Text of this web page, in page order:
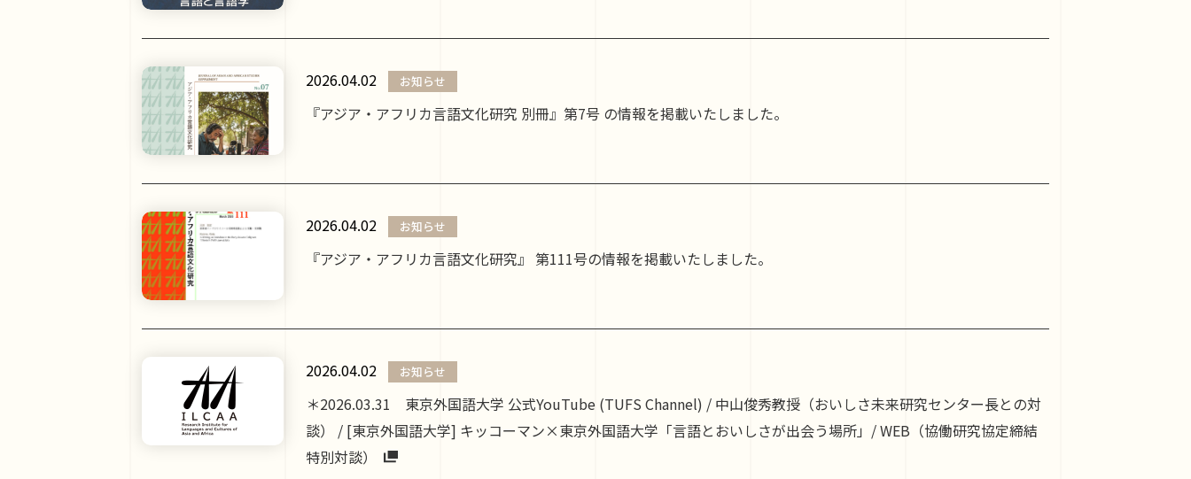
2026.04.02 お知らせ
『アジア・アフリカ言語文化研究 別冊』第7号 の情報を掲載いたしました。
2026.04.02 お知らせ
『アジア・アフリカ言語文化研究』 第111号の情報を掲載いたしました。
2026.04.02 お知らせ
＊2026.03.31 東京外国語大学 公式YouTube (TUFS Channel) / 中山俊秀教授（おいしさ未来研究センター長との対
談） / [東京外国語大学] キッコーマン×東京外国語大学「言語とおいしさが出会う場所」/ WEB（協働研究協定締結
特別対談）